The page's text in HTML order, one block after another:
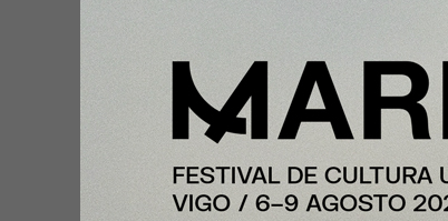
'Hashcash — A Denial of Service Counter-
Como se puede ver, el consumo total de
Adam Back, uno de los padres de bitcóin,
sobre los 4,3 GW. Dado que estas
minería, el consumo real de bitcóin
estimaba 7,9 GW a principios de 2020.
Cuando esos cálculos se trasladan a la